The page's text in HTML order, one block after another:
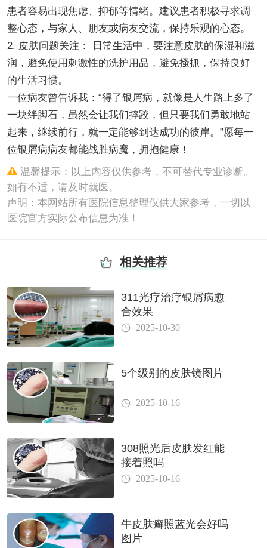
患者容易出现焦虑、抑郁等情绪。建议患者积极寻求调
整心态，与家人、朋友或病友交流，保持乐观的心态。
2. 皮肤问题关注： 日常生活中，要注意皮肤的保湿和滋
润，避免使用刺激性的洗护用品，避免搔抓，保持良好
的生活习惯。
一位病友曾告诉我：“得了银屑病，就像是人生路上多了
一块绊脚石，虽然会让我们摔跤，但只要我们勇敢地站
起来，继续前行，就一定能够到达成功的彼岸。”愿每一
位银屑病病友都能战胜病魔，拥抱健康！
温馨提示：以上内容仅供参考，不可替代专业诊断。
如有不适，请及时就医。
声明：本网站所有医院信息整理仅供大家参考，一切以
医院官方实际公布信息为准！
相关推荐
311光疗治疗银屑病愈
合效果
2025-10-30
5个级别的皮肤镜图片
2025-10-16
308照光后皮肤发红能
接着照吗
2025-10-16
牛皮肤癣照蓝光会好吗
图片